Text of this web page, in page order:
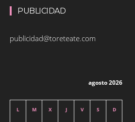
PUBLICIDAD
publicidad@toreteate.com
agosto 2026
L M X J V S D